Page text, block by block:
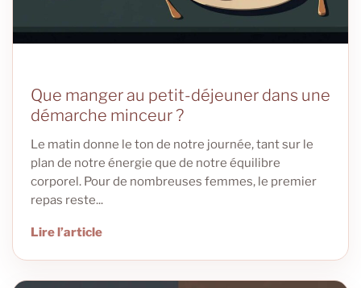
Que manger au petit-déjeuner dans une
démarche minceur ?
Le matin donne le ton de notre journée, tant sur le
plan de notre énergie que de notre équilibre
corporel. Pour de nombreuses femmes, le premier
repas reste...
Lire l’article